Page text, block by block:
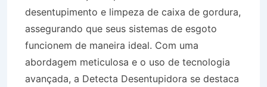
desentupimento e limpeza de caixa de gordura,
assegurando que seus sistemas de esgoto
funcionem de maneira ideal. Com uma
abordagem meticulosa e o uso de tecnologia
avançada, a Detecta Desentupidora se destaca